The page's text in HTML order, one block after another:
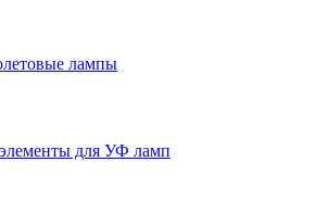
лампы
для УФ ламп